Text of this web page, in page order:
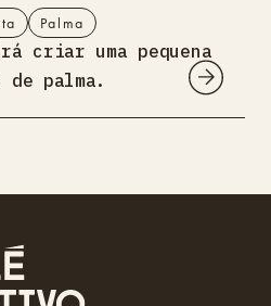
Palma
criar uma pequena
de palma.